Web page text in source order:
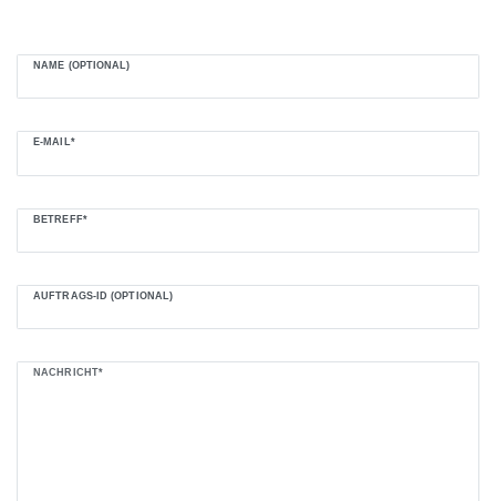
NAME (OPTIONAL)
E-MAIL*
BETREFF*
AUFTRAGS-ID (OPTIONAL)
NACHRICHT*